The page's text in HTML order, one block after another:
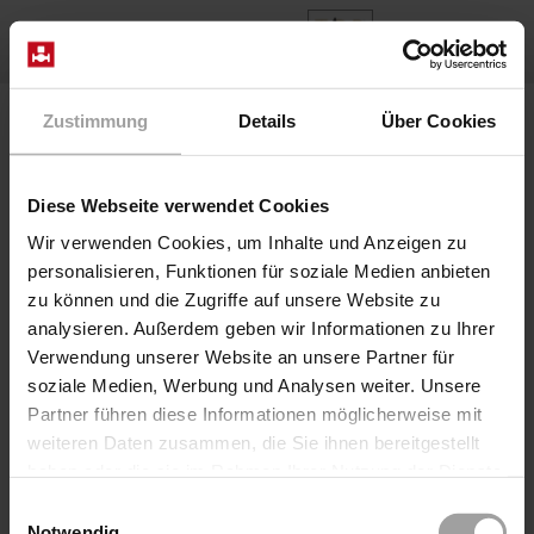
Zustimmung Details Über Cookies
Diese Webseite verwendet Cookies
Wir verwenden Cookies, um Inhalte und Anzeigen zu
personalisieren, Funktionen für soziale Medien anbieten
zu können und die Zugriffe auf unsere Website zu
analysieren. Außerdem geben wir Informationen zu Ihrer
Verwendung unserer Website an unsere Partner für
soziale Medien, Werbung und Analysen weiter. Unsere
Partner führen diese Informationen möglicherweise mit
weiteren Daten zusammen, die Sie ihnen bereitgestellt
EN
Different categories
Filter 3series Clear filter
Search as you type...
Series Pressure
A90-1015-Cryo 0 - 40 bar G1/4, G1/